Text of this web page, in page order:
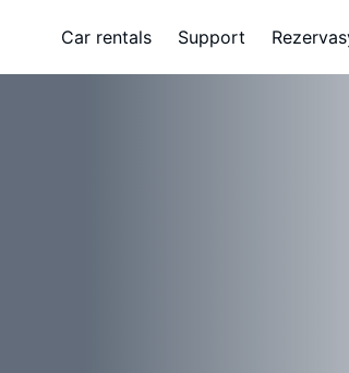
Car rentals Support